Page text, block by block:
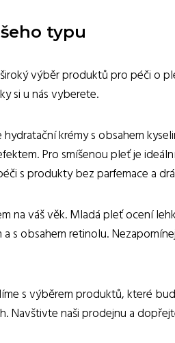
typu
výběr produktů pro péči o
si u nás vyberete.
krémy s obsahem
Pro smíšenou pleť je
s produkty bez parfemace a
na váš věk. Mladá pleť ocení
s obsahem retinolu.
s výběrem produktů, které
Navštivte naši prodejnu a